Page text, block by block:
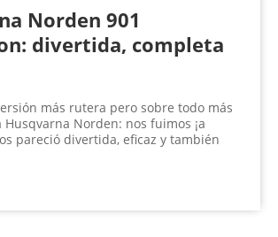
Norden 901
divertida, completa
más rutera pero sobre todo más
Norden: nos fuimos ¡a
pareció divertida, eficaz y también